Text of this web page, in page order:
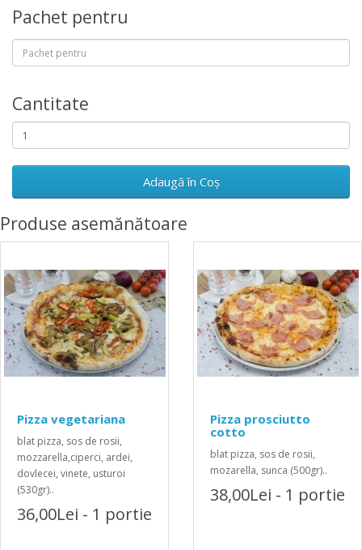
Pachet pentru
Cantitate
Adaugă în Coş
Produse asemănătoare
Pizza vegetariana
blat pizza, sos de rosii,
mozzarella,ciperci, ardei,
dovlecei, vinete, usturoi
(530gr)..
36,00Lei - 1 portie
Pizza prosciutto
cotto
blat pizza, sos de rosii,
mozarella, sunca (500gr)..
38,00Lei - 1 portie